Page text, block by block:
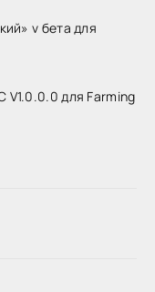
v бета для
V1.0.0.0 для Farming